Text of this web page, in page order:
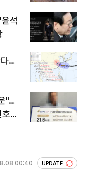
석
다…
"…
조
00:40 UPDATE